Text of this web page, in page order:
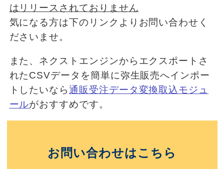
はリリースされておりません
気になる方は下のリンクよりお問い合わせく
ださいませ。
また、ネクストエンジンからエクスポートさ
れたCSVデータを簡単に弥生販売へインポー
トしたいなら通販受注データ変換取込モジュ
ールがおすすめです。
お問い合わせはこちら